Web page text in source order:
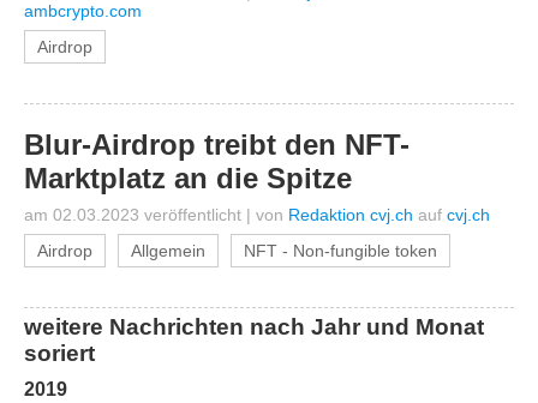
ambcrypto.com
Airdrop
Blur-Airdrop treibt den NFT-
Marktplatz an die Spitze
am 02.03.2023 veröffentlicht | von Redaktion cvj.ch auf cvj.ch
Airdrop
Allgemein NFT - Non-fungible token
weitere Nachrichten nach Jahr und Monat
soriert
2019